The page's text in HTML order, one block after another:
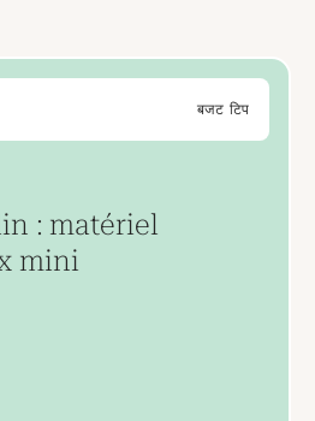
बजट टिप
: matériel
mini